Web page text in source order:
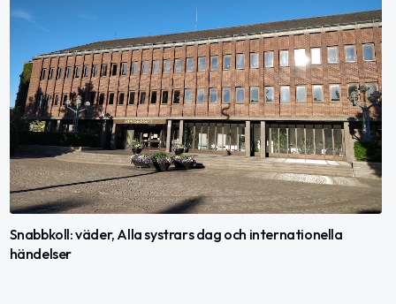
Snabbkoll: väder, Alla systrars dag och internationella
händelser